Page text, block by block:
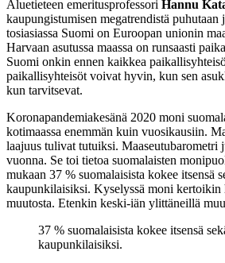
Aluetieteen emeritusprofessori Hannu
kaupungistumisen megatrendistä puhutaan
tosiasiassa Suomi on Euroopan unionin
Harvaan asutussa maassa on runsaasti
Suomi onkin ennen kaikkea
paikallisyhteisöt voivat hyvin, kun sen
kun tarvitsevat.
Koronapandemiakesänä 2020 moni
kotimaassa enemmän kuin vuosikausiin.
laajuus tulivat tutuiksi. Maaseutubarometri
vuonna. Se toi tietoa suomalaisten
mukaan 37 % suomalaisista kokee itsensä
kaupunkilaisiksi. Kyselyssä moni kertoikin
muutosta. Etenkin keski-iän ylittäneillä
37 % suomalaisista kokee itsensä
kaupunkilaisiksi.